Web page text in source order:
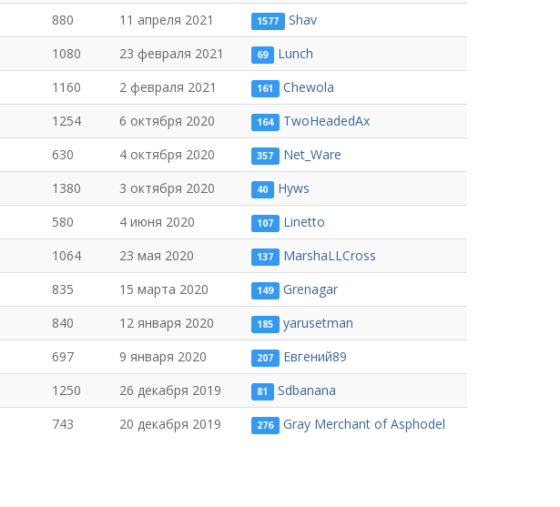
880 11 апреля 2021 1577
Shav
1080 23 февраля 2021 69
Lunch
1160 2 февраля 2021 161
Chewola
1254 6 октября 2020 164
TwoHeadedAx
630 4 октября 2020 357
Net_Ware
1380 3 октября 2020 40
Hyws
580 4 июня 2020 107
Linetto
1064 23 мая 2020 137
MarshaLLCross
835 15 марта 2020 149
Grenagar
840 12 января 2020 185
yarusetman
697 9 января 2020 207
Евгений89
1250 26 декабря 2019 81
Sdbanana
743 20 декабря 2019 276 Gray Merchant of Asphodel